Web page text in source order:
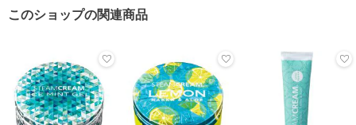
このショップの関連商品